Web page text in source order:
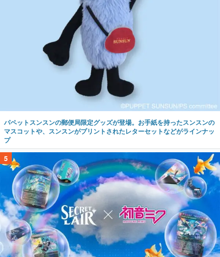
パペットスンスンの郵便局限定グッズが登場。お手紙を持ったスンスンの
マスコットや、スンスンがプリントされたレターセットなどがラインナッ
プ
5